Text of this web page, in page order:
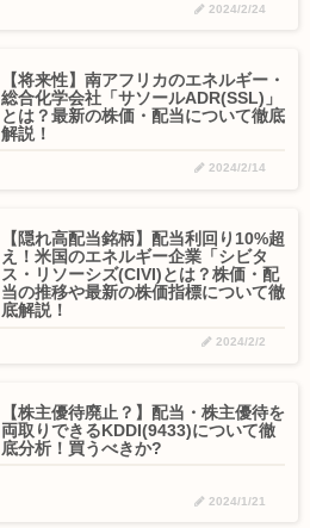
2024/2/24
【将来性】南アフリカのエネルギー・
総合化学会社「サソールADR(SSL)」
とは？最新の株価・配当について徹底
解説！
2024/2/14
【隠れ高配当銘柄】配当利回り10%超
え！米国のエネルギー企業「シビタ
ス・リソーシズ(CIVI)とは？株価・配
当の推移や最新の株価指標について徹
底解説！
2024/2/2
【株主優待廃止？】配当・株主優待を
両取りできるKDDI(9433)について徹
底分析！買うべきか?
2024/1/21